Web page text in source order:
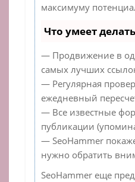
максимуму
Что умеет
— Продвижение в
самых лучших
— Регулярная
ежедневный
— Все известные
публикации
— SeoHammer
нужно обратить
SeoHammer еще